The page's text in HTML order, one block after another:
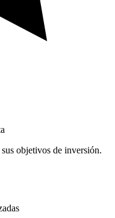
objetivos de inversión.